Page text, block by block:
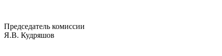
Председатель комиссии
Я.В. Кудряшов